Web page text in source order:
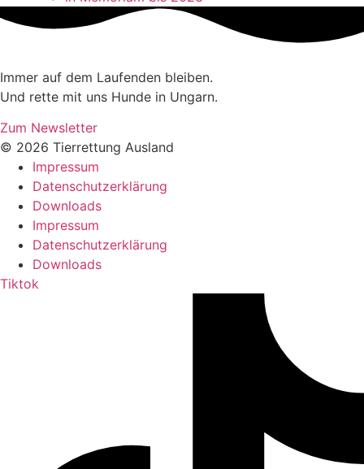
Immer auf dem Laufenden bleiben.
Und rette mit uns Hunde in Ungarn.
Zum Newsletter
© 2026 Tierrettung Ausland
Impressum
Datenschutzerklärung
Downloads
Impressum
Datenschutzerklärung
Downloads
Tiktok